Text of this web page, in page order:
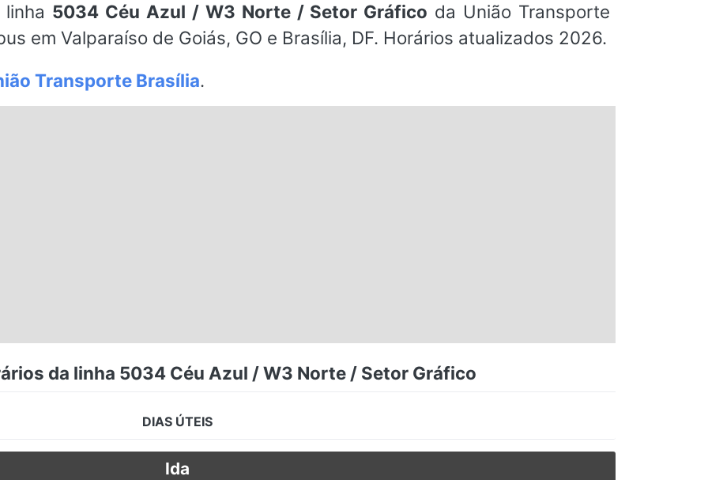
5034 Céu Azul / W3 Norte / Setor Gráfico da União Transporte
em Valparaíso de Goiás, GO e Brasília, DF. Horários atualizados 2026.
Transporte Brasília.
da linha 5034 Céu Azul / W3 Norte / Setor Gráfico
DIAS ÚTEIS
Ida